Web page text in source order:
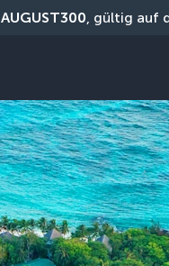
AUGUST300, gültig auf